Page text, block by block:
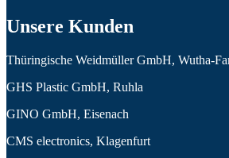
Unsere Kunden
Thüringische Weidmüller GmbH, Wutha-
GHS Plastic GmbH, Ruhla
GINO GmbH, Eisenach
CMS electronics, Klagenfurt